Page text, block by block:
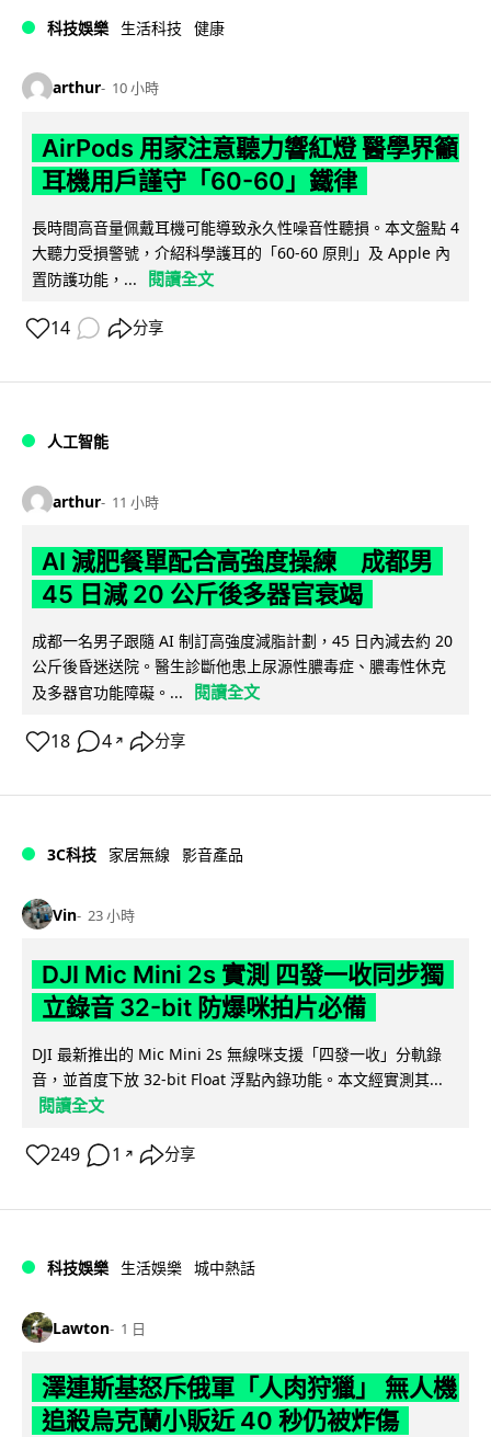
科技娛樂 生活科技 健康
arthur 10 小時
AirPods 用家注意聽力響紅燈 醫學界籲
耳機用戶謹守「60-60」鐵律
長時間高音量佩戴耳機可能導致永久性噪音性聽損。本文盤點 4
大聽力受損警號，介紹科學護耳的「60-60 原則」及 Apple 內
置防護功能，...
閱讀全文
14 分享
人工智能
arthur 11 小時
AI 減肥餐單配合高強度操練 成都男
45 日減 20 公斤後多器官衰竭
成都一名男子跟隨 AI 制訂高強度減脂計劃，45 日內減去約 20
公斤後昏迷送院。醫生診斷他患上尿源性膿毒症、膿毒性休克
及多器官功能障礙。...
閱讀全文
18 4 ↗ 分享
3C科技 家居無線 影音產品
Vin 23 小時
DJI Mic Mini 2s 實測 四發一收同步獨
立錄音 32-bit 防爆咪拍片必備
DJI 最新推出的 Mic Mini 2s 無線咪支援「四發一收」分軌錄
音，並首度下放 32-bit Float 浮點內錄功能。本文經實測其...
閱讀全文
249 1 ↗ 分享
科技娛樂 生活娛樂 城中熱話
Lawton 1 日
澤連斯基怒斥俄軍「人肉狩獵」 無人機
追殺烏克蘭小販近 40 秒仍被炸傷